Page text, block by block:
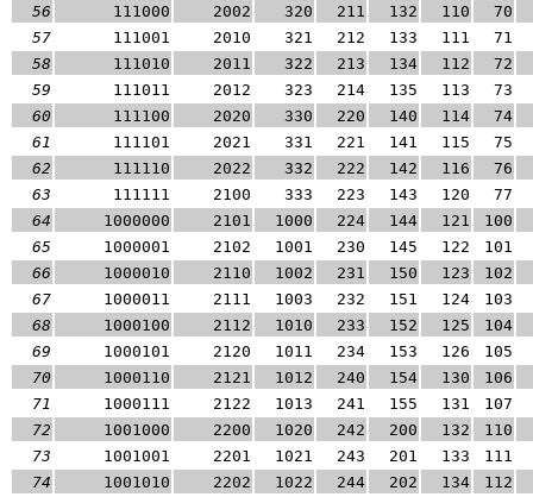
56
111000 2002 320 211 132 110
70
57
111001 2010 321 212 133 111
71
58
111010 2011 322 213 134 112
72
59
111011 2012 323 214 135 113
73
60
111100 2020 330 220 140 114
74
61
111101 2021 331 221 141 115
75
62
111110 2022 332 222 142 116
76
63
111111 2100 333 223 143 120
77
64
1000000 2101 1000 224 144 121
100
65
1000001 2102 1001 230 145 122
101
66
1000010 2110 1002 231 150 123
102
67
1000011 2111 1003 232 151 124
103
68
1000100 2112 1010 233 152 125
104
69
1000101 2120 1011 234 153 126
105
70
1000110 2121 1012 240 154 130
106
71
1000111 2122 1013 241 155 131
107
72
1001000 2200 1020 242 200 132
110
73
1001001 2201 1021 243 201 133
111
74
1001010 2202 1022 244 202 134
112